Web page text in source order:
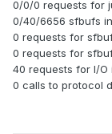
0/0/0 requests for
0/40/6656 sfbufs
0 requests for
0 requests for
40 requests for I/O
0 calls to protocol